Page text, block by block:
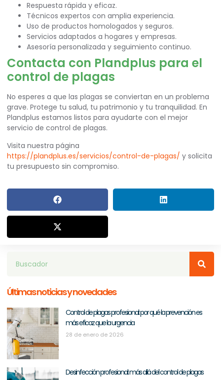
Respuesta rápida y eficaz.
Técnicos expertos con amplia experiencia.
Uso de productos homologados y seguros.
Servicios adaptados a hogares y empresas.
Asesoría personalizada y seguimiento continuo.
Contacta con Plandplus para el
control de plagas
No esperes a que las plagas se conviertan en un problema
grave. Protege tu salud, tu patrimonio y tu tranquilidad. En
Plandplus estamos listos para ayudarte con el mejor
servicio de control de plagas.
Visita nuestra página
https://plandplus.es/servicios/control-de-plagas/ y solicita
tu presupuesto sin compromiso.
Últimas noticias y novedades
Control de plagas profesional: por qué la prevención es
más eficaz que la urgencia
28 de enero de 2026
Desinfección profesional: más allá del control de plagas